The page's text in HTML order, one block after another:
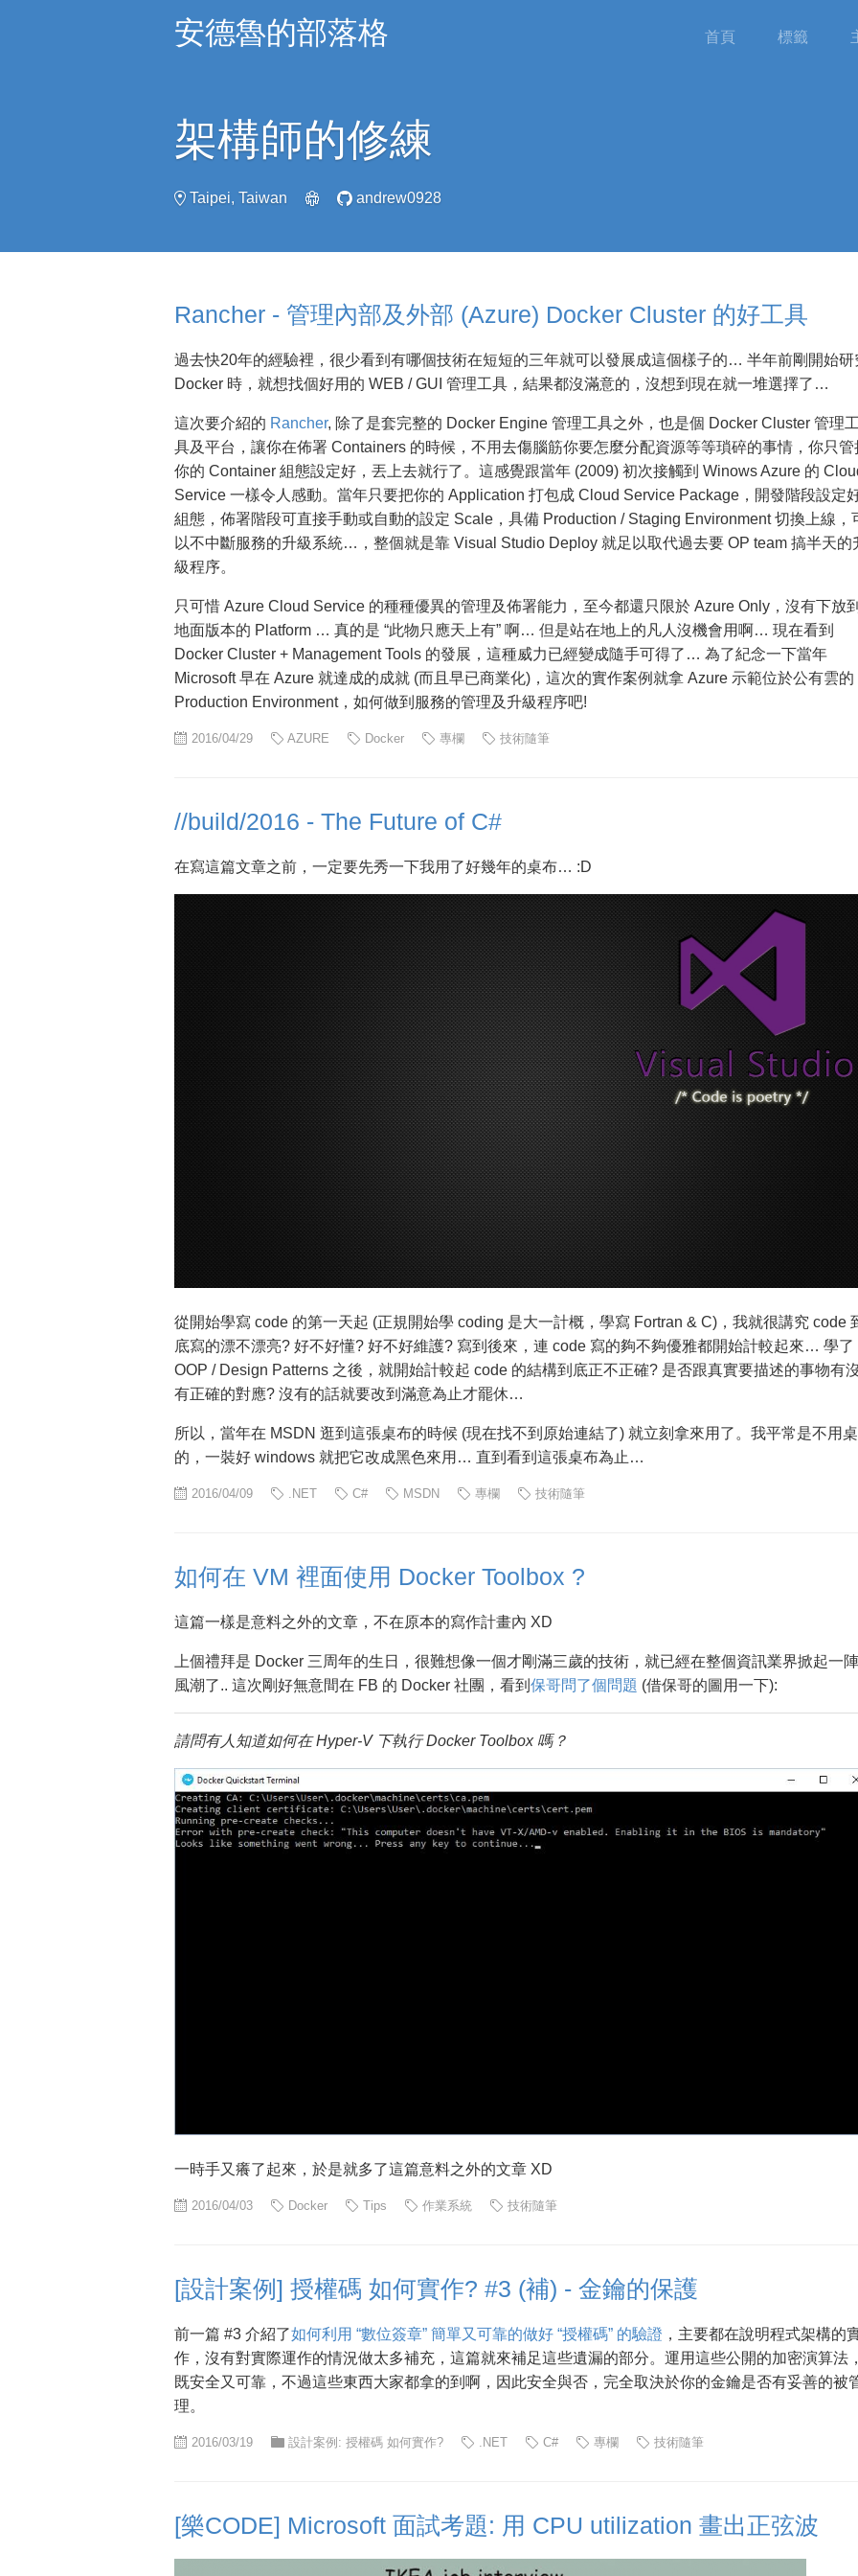
安德魯的部落格 首頁 標籤
架構師的修練
Taipei, Taiwan andrew0928
Rancher - 管理內部及外部 (Azure) Docker Cluster 的好工具
過去快20年的經驗裡，很少看到有哪個技術在短短的三年就可以發展成這個樣子的… 半年前剛開始研
Docker 時，就想找個好用的 WEB / GUI 管理工具，結果都沒滿意的，沒想到現在就一堆選擇了…
這次要介紹的 Rancher, 除了是套完整的 Docker Engine 管理工具之外，也是個 Docker Cluster 管理工
具及平台，讓你在佈署 Containers 的時候，不用去傷腦筋你要怎麼分配資源等等瑣碎的事情，你只管
你的 Container 組態設定好，丟上去就行了。這感覺跟當年 (2009) 初次接觸到 Winows Azure 的
Service 一樣令人感動。當年只要把你的 Application 打包成 Cloud Service Package，開發階段設定
組態，佈署階段可直接手動或自動的設定 Scale，具備 Production / Staging Environment 切換上線，
以不中斷服務的升級系統…，整個就是靠 Visual Studio Deploy 就足以取代過去要 OP team 搞半天的
級程序。
只可惜 Azure Cloud Service 的種種優異的管理及佈署能力，至今都還只限於 Azure Only，沒有下放到
地面版本的 Platform … 真的是 “此物只應天上有” 啊… 但是站在地上的凡人沒機會用啊… 現在看到
Docker Cluster + Management Tools 的發展，這種威力已經變成隨手可得了… 為了紀念一下當年
Microsoft 早在 Azure 就達成的成就 (而且早已商業化)，這次的實作案例就拿 Azure 示範位於公有雲的
Production Environment，如何做到服務的管理及升級程序吧!
2016/04/29 AZURE Docker 專欄 技術隨筆
//build/2016 - The Future of C#
在寫這篇文章之前，一定要先秀一下我用了好幾年的桌布… :D
從開始學寫 code 的第一天起 (正規開始學 coding 是大一計概，學寫 Fortran & C)，我就很講究 code
底寫的漂不漂亮? 好不好懂? 好不好維護? 寫到後來，連 code 寫的夠不夠優雅都開始計較起來… 學了
OOP / Design Patterns 之後，就開始計較起 code 的結構到底正不正確? 是否跟真實要描述的事物有沒
有正確的對應? 沒有的話就要改到滿意為止才罷休…
所以，當年在 MSDN 逛到這張桌布的時候 (現在找不到原始連結了) 就立刻拿來用了。我平常是不用
的，一裝好 windows 就把它改成黑色來用… 直到看到這張桌布為止…
2016/04/09 .NET C# MSDN 專欄 技術隨筆
如何在 VM 裡面使用 Docker Toolbox ?
這篇一樣是意料之外的文章，不在原本的寫作計畫內 XD
上個禮拜是 Docker 三周年的生日，很難想像一個才剛滿三歲的技術，就已經在整個資訊業界掀起一陣
風潮了.. 這次剛好無意間在 FB 的 Docker 社團，看到 保哥問了個問題 (借保哥的圖用一下):
請問有人知道如何在 Hyper-V 下執行 Docker Toolbox 嗎？
一時手又癢了起來，於是就多了這篇意料之外的文章 XD
2016/04/03 Docker Tips 作業系統 技術隨筆
[設計案例] 授權碼 如何實作? #3 (補) - 金鑰的保護
前一篇 #3 介紹了如何利用 “數位簽章” 簡單又可靠的做好 “授權碼” 的驗證 ，主要都在說明程式架構的
作，沒有對實際運作的情況做太多補充，這篇就來補足這些遺漏的部分。運用這些公開的加密演算法，
既安全又可靠，不過這些東西大家都拿的到啊，因此安全與否，完全取決於你的金鑰是否有妥善的被
理。
2016/03/19 設計案例: 授權碼 如何實作? .NET C# 專欄 技術隨筆
[樂CODE] Microsoft 面試考題: 用 CPU utilization 畫出正弦波